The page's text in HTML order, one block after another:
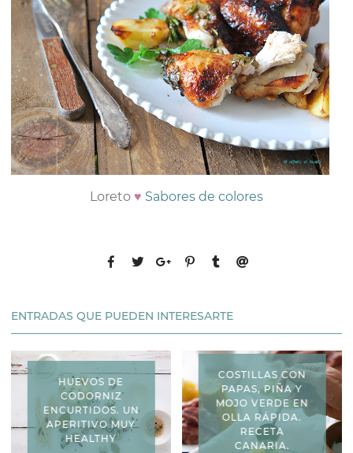
Loreto ♥ Sabores de colores
ENTRADAS QUE PUEDEN INTERESARTE
HUEVOS DE
CODORNIZ
ENCURTIDOS. UN
APERITIVO MUY
HEALTHY
COSTILLAS CON
PAPAS, PIÑA Y
MOJO VERDE EN
OLLA RÁPIDA.
RECETA
CANARIA.